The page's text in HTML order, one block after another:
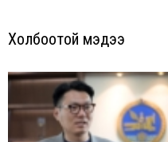
Холбоотой мэдээ